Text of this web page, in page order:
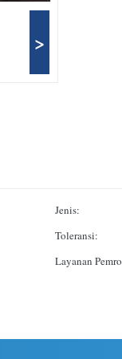
>
Jenis:
Toleransi:
Layanan